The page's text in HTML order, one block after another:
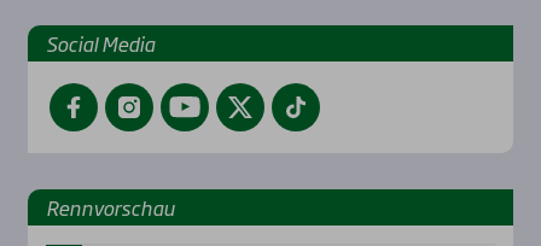
Social Media
FacebookInstagramYouTubeTwitterTikTok
Renn­vor­schau